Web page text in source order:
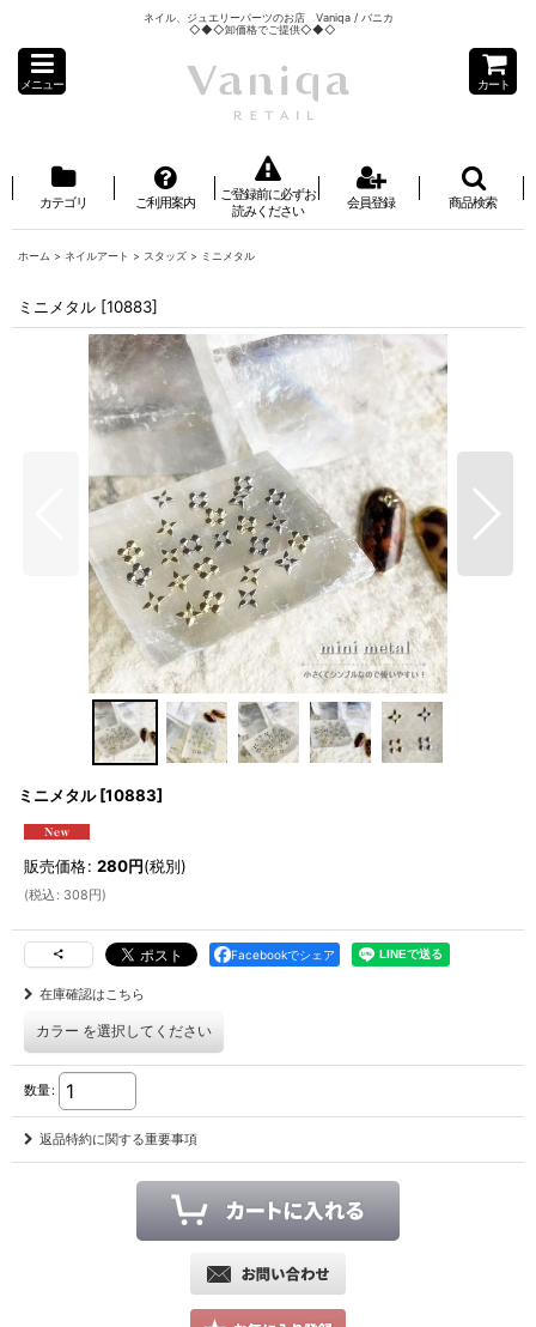
ネイル、ジュエリーパーツのお店 Vaniqa / バニカ
◇◆◇卸価格でご提供◇◆◇
メニュー カート
カテゴリ ご利用案内
ご登録前に必ずお
読みください
会員登録 商品検索
ホーム > ネイルアート > スタッズ > ミニメタル
ミニメタル [10883]
ミニメタル [10883]
販売価格: 280円(税別)
(税込 : 308円)
Facebookでシェア
在庫確認はこちら
カラー を選択してください
数量:
返品特約に関する重要事項